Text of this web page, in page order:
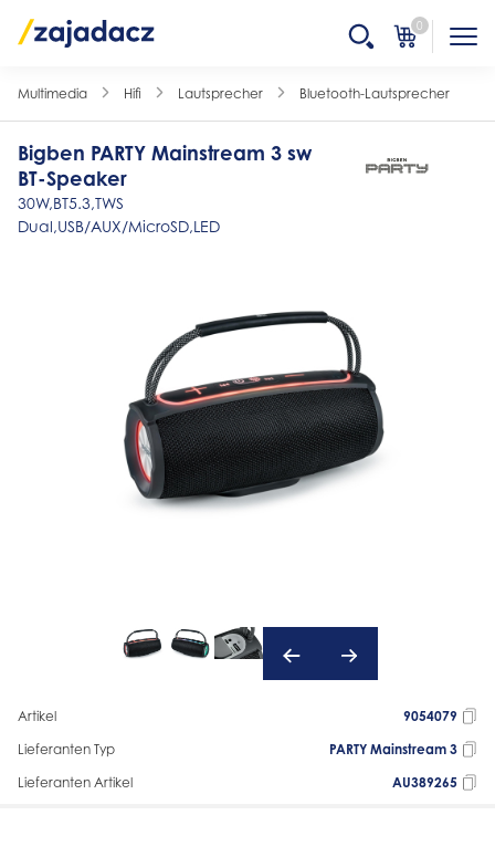
0
Multimedia Hifi Lautsprecher Bluetooth-Lautsprecher
Bigben PARTY Mainstream 3 sw
BT-Speaker
30W,BT5.3,TWS
Dual,USB/AUX/MicroSD,LED
Artikel
9054079
Lieferanten Typ
PARTY Mainstream 3
Lieferanten Artikel
AU389265